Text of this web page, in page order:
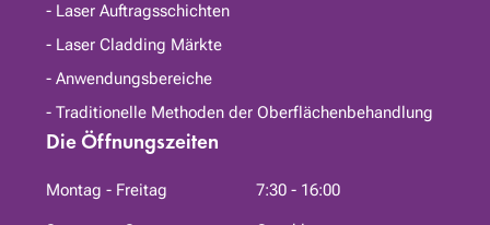
Laser Auftragsschichten
Laser Cladding Märkte
Anwendungsbereiche
Traditionelle Methoden der Oberflächenbehandlung
Die Öffnungszeiten
Montag - Freitag 7:30 - 16:00